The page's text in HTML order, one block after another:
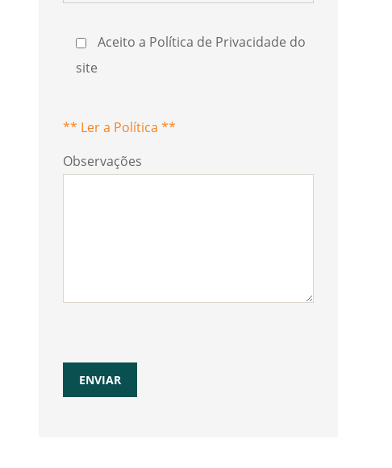
Aceito a Política de Privacidade do
site
** Ler a Política **
Observações